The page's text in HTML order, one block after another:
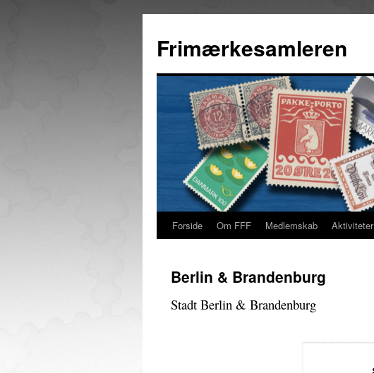
indhold
Frimærkesamleren
Forside Om FFF Medlemskab Aktiviteter
Berlin & Brandenburg
Stadt Berlin & Brandenburg